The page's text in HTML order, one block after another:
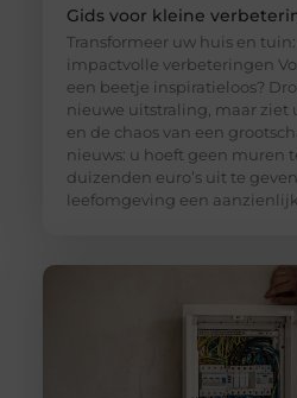
Gids voor kleine
Transformeer uw huis en
impactvolle verbeteringen
een beetje inspiratieloos?
nieuwe uitstraling, maar ziet
en de chaos van een
nieuws: u hoeft geen muren
duizenden euro’s uit te
leefomgeving een